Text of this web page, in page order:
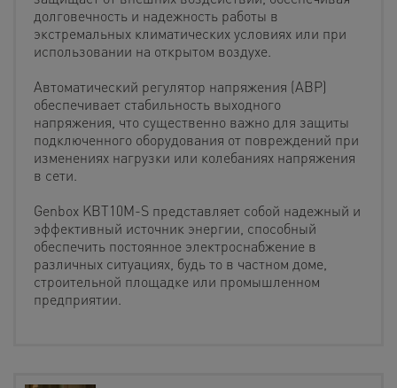
долговечность и надежность работы в
экстремальных климатических условиях или при
использовании на открытом воздухе.
Автоматический регулятор напряжения (АВР)
обеспечивает стабильность выходного
напряжения, что существенно важно для защиты
подключенного оборудования от повреждений при
изменениях нагрузки или колебаниях напряжения
в сети.
Genbox KBT10M-S представляет собой надежный и
эффективный источник энергии, способный
обеспечить постоянное электроснабжение в
различных ситуациях, будь то в частном доме,
строительной площадке или промышленном
предприятии.